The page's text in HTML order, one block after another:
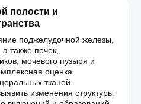
полости и
поджелудочной железы,
также почек,
мочевого пузыря и
оценка
тканей.
изменения структуры